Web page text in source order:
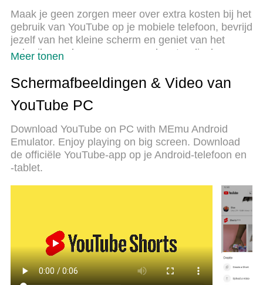
Maak je geen zorgen meer over extra kosten bij het
gebruik van YouTube op je mobiele telefoon, bevrijd
jezelf van het kleine scherm en geniet van het
gebruik van de app op een veel groter display.
app met toetsenbord en muis. MEmu biedt je alle
verrassende functies die je verwachtte: snelle
installatie en eenvoudige configuratie, intuïtieve
mobiele data en storende oproepen. De
gloednieuwe MEmu 9 is de beste keuze voor het
gebruik van YouTube op je computer. MEmu multi-
instance manager maakt het mogelijk om
belangrijkste, onze exclusieve emulatiemotor kan
Meer tonen
Schermafbeeldingen & Video van
YouTube PC
Download YouTube on PC with MEmu Android
Emulator. Enjoy playing on big screen. Download
de officiële YouTube-app op je Android-telefoon en
-tablet.